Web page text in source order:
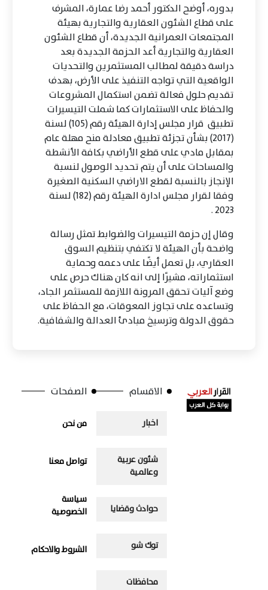
بدوره، أوضح الدكتور أحمد رضا عمارة، المشرف
على قطاع الشئون العقارية والتجارية بهيئة
المجتمعات العمرانية الجديدة، أن قطاع الشئون
العقارية والتجارية أعد الحزمة الجديدة بعد
دراسة دقيقة لمطالب المستثمرين والتحديات
الواقعية التي تواجه التنفيذ على الأرض، بهدف
تقديم حلول فعالة تضمن استكمال المشروعات
والحفاظ على الاستثمارات كما شملت التيسيرات
تطبيق قرار مجلس إدارة الهيئة رقم (105) لسنة
(2017) بشأن تجزئة تطبيق معادلة منح مهلة عام
بمقابل مادي على قطع الأراضي بكافة الأنشطة
والمساحات على أن يتم تحديد الوصول لنسبة
الإنجاز بالنسبة لقطع الاراضي السكنية الصغيرة
وفقا لقرار مجلس ادارة الهيئة رقم (182) لسنة
2023 .
وقال إن حزمة التيسيرات والضوابط تمثل رسالة
واضحة بأن الهيئة لا تكتفي بتنظيم السوق
العقاري، بل تعمل أيضًا على دعمه وحماية
استثماراته، مشيرًا إلى انه كان هناك حرص على
وضع آليات تحقق المرونة اللازمة للمستثمر الجاد،
وتساعده على تجاوز المعوقات، مع الحفاظ على
حقوق الدولة وترسيخ مبادئ العدالة والشفافية.
الاقسام
اخبار
شئون عربية
وعالمية
حوادث وقضايا
توك شو
محافظات
الصفحات
من نحن
تواصل معنا
سياسة
الخصوصية
الشروط والاحكام